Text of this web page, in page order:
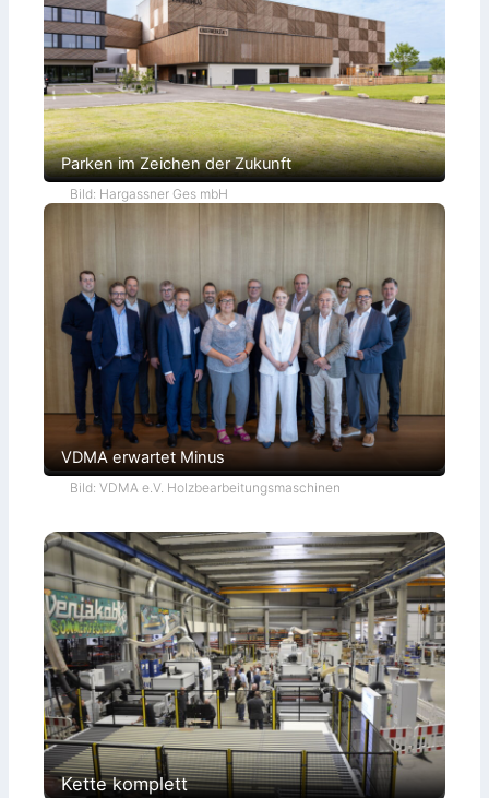
e
t
Parken im Zeichen der Zukunft
Bild: Hargassner Ges mbH
VDMA erwartet Minus
Bild: VDMA e.V. Holzbearbeitungsmaschinen
Kette komplett